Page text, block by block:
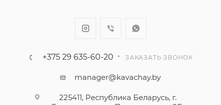
+375 29 635-60-20 ЗАКАЗАТЬ ЗВОНОК
manager@kavachay.by
225411, Республика Беларусь, г.